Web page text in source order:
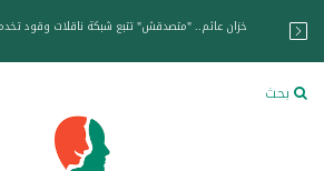
خزان عائم.. "متصدقش" تتبع شبكة ناقلات وقود
بحث